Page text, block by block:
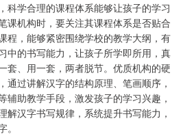
科学合理的课程体系能够让孩子的学习
课机构时，要关注其课程体系是否贴合
程，能够紧密围绕学校的教学大纲，有
中的书写能力，让孩子所学即所用，真
套、用一套，两者脱节。优质机构的硬
通过讲解汉字的结构原理、笔画顺序，
辅助教学手段，激发孩子的学习兴趣，
解汉字书写规律，系统提升书写能力，